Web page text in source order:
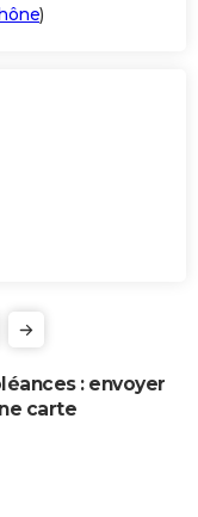
)
: envoyer
carte